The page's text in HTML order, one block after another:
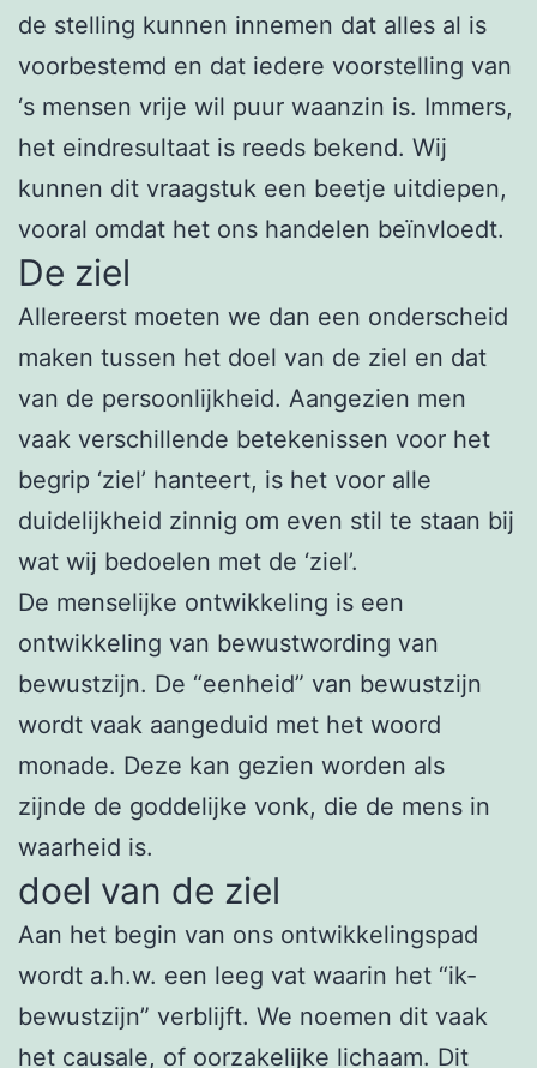
de stelling kunnen innemen dat alles al is
voorbestemd en dat iedere voorstelling van
‘s mensen vrije wil puur waanzin is. Immers,
het eindresultaat is reeds bekend. Wij
kunnen dit vraagstuk een beetje uitdiepen,
vooral omdat het ons handelen beïnvloedt.
De ziel
Allereerst moeten we dan een onderscheid
maken tussen het doel van de ziel en dat
van de persoonlijkheid. Aangezien men
vaak verschillende betekenissen voor het
begrip ‘ziel’ hanteert, is het voor alle
duidelijkheid zinnig om even stil te staan bij
wat wij bedoelen met de ‘ziel’.
De menselijke ontwikkeling is een
ontwikkeling van bewustwording van
bewustzijn. De “eenheid” van bewustzijn
wordt vaak aangeduid met het woord
monade. Deze kan gezien worden als
zijnde de goddelijke vonk, die de mens in
waarheid is.
doel van de ziel
Aan het begin van ons ontwikkelingspad
wordt a.h.w. een leeg vat waarin het “ik-
bewustzijn” verblijft. We noemen dit vaak
het causale, of oorzakelijke lichaam. Dit